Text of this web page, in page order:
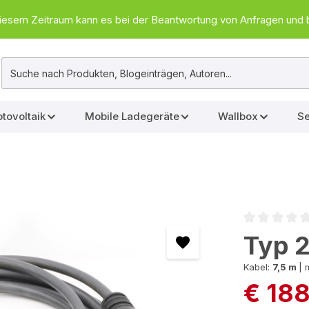
Zeitraum kann es bei der Beantwortung von Anfragen
Mobile Ladegeräte Wallbox
Typ
Kabel: 7,5 m
€